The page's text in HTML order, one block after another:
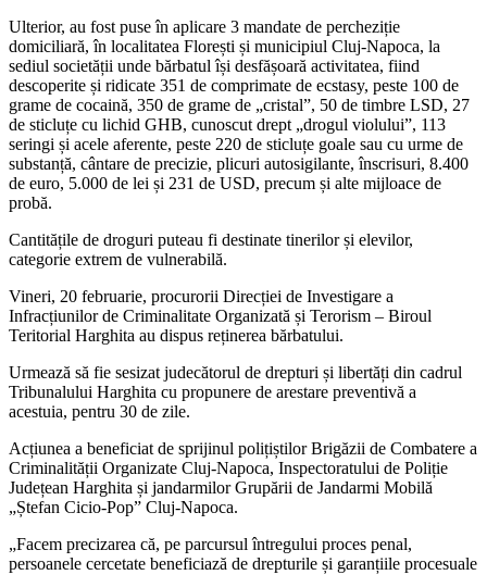
Ulterior, au fost puse în aplicare 3 mandate de percheziție
domiciliară, în localitatea Florești și municipiul Cluj-Napoca, la
sediul societății unde bărbatul își desfășoară activitatea, fiind
descoperite și ridicate 351 de comprimate de ecstasy, peste 100 de
grame de cocaină, 350 de grame de „cristal”, 50 de timbre LSD, 27
de sticluțe cu lichid GHB, cunoscut drept „drogul violului”, 113
seringi și acele aferente, peste 220 de sticluțe goale sau cu urme de
substanță, cântare de precizie, plicuri autosigilante, înscrisuri, 8.400
de euro, 5.000 de lei și 231 de USD, precum și alte mijloace de
probă.
Cantitățile de droguri puteau fi destinate tinerilor și elevilor,
categorie extrem de vulnerabilă.
Vineri, 20 februarie, procurorii Direcției de Investigare a
Infracțiunilor de Criminalitate Organizată și Terorism – Biroul
Teritorial Harghita au dispus reținerea bărbatului.
Urmează să fie sesizat judecătorul de drepturi și libertăți din cadrul
Tribunalului Harghita cu propunere de arestare preventivă a
acestuia, pentru 30 de zile.
Acțiunea a beneficiat de sprijinul polițiștilor Brigăzii de Combatere a
Criminalității Organizate Cluj-Napoca, Inspectoratului de Poliție
Județean Harghita și jandarmilor Grupării de Jandarmi Mobilă
„Ștefan Cicio-Pop” Cluj-Napoca.
„Facem precizarea că, pe parcursul întregului proces penal,
persoanele cercetate beneficiază de drepturile și garanțiile procesuale